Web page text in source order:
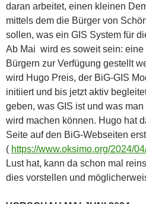
daran arbeitet, einen kleinen
mittels dem die Bürger von
sollen, was ein GIS System für
Ab Mai wird es soweit sein: eine
Bürgern zur Verfügung gestellt
wird Hugo Preis, der BiG-GIS
initiiert und bis jetzt aktiv
geben, was GIS ist und was
wird machen können. Hugo hat
Seite auf den BiG-Webseiten
( https://www.oksimo.org/2024/
Lust hat, kann da schon mal
dies vorstellen und